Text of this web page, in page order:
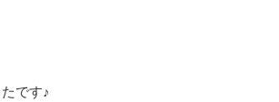
です♪